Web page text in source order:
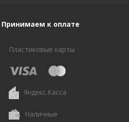
Принимаем к оплате
Пластиковые карты
Яндекс.Касса
Наличные